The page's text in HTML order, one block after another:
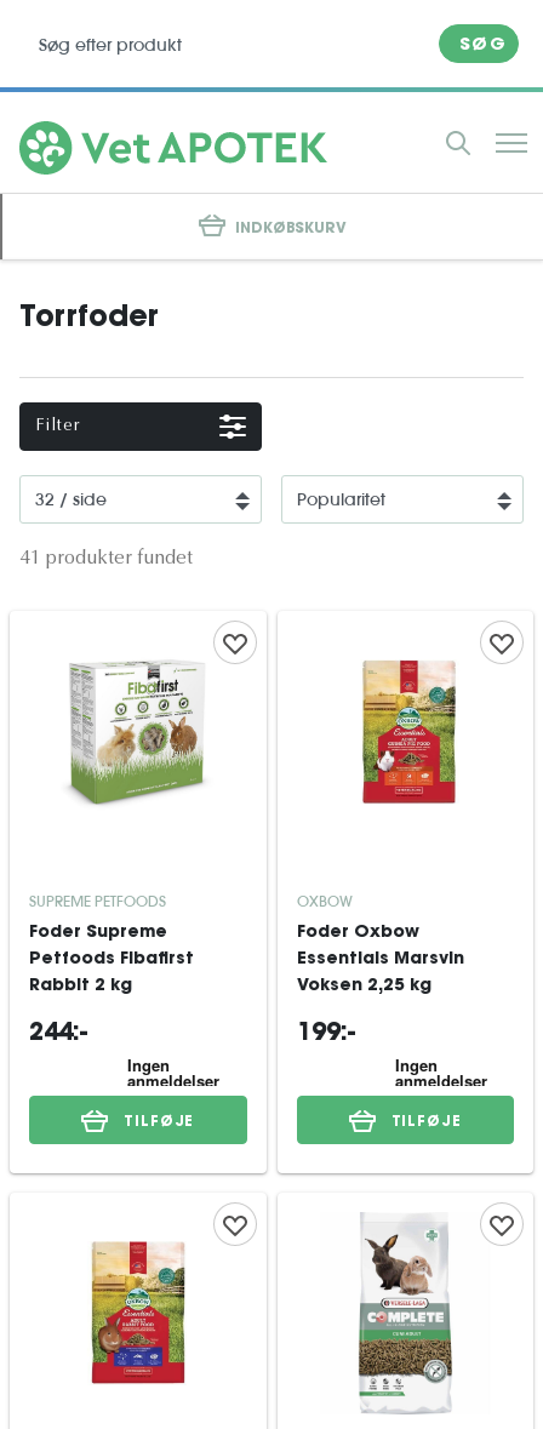
SØG
INDKØBSKURV
Torrfoder
Filter
41 produkter fundet
SUPREME PETFOODS
Foder Supreme
Petfoods Fibafirst
Rabbit 2 kg
244:-
TILFØJE
OXBOW
Foder Oxbow
Essentials Marsvin
Voksen 2,25 kg
199:-
TILFØJE